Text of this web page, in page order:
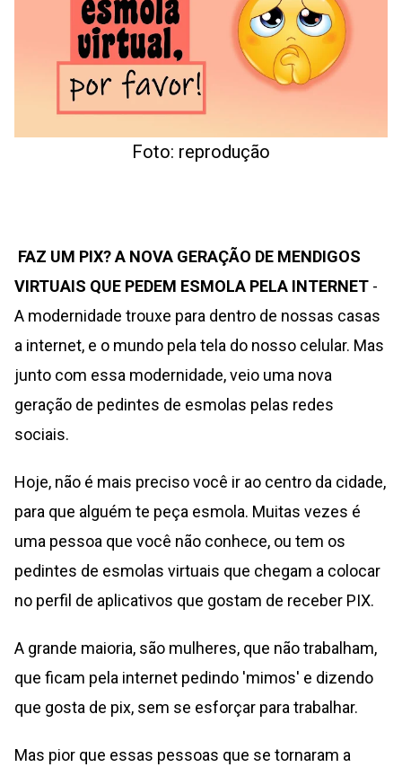
Foto: reprodução
FAZ UM PIX? A NOVA GERAÇÃO DE MENDIGOS
VIRTUAIS QUE PEDEM ESMOLA PELA INTERNET -
A modernidade trouxe para dentro de nossas casas
a internet, e o mundo pela tela do nosso celular. Mas
junto com essa modernidade, veio uma nova
geração de pedintes de esmolas pelas redes
sociais.
Hoje, não é mais preciso você ir ao centro da cidade,
para que alguém te peça esmola. Muitas vezes é
uma pessoa que você não conhece, ou tem os
pedintes de esmolas virtuais que chegam a colocar
no perfil de aplicativos que gostam de receber PIX.
A grande maioria, são mulheres, que não trabalham,
que ficam pela internet pedindo 'mimos' e dizendo
que gosta de pix, sem se esforçar para trabalhar.
Mas pior que essas pessoas que se tornaram a